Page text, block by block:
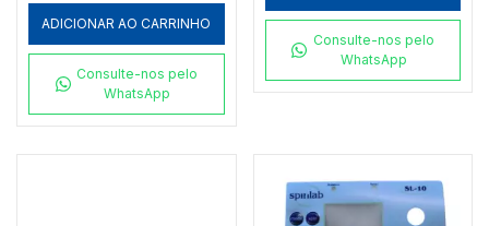
ADICIONAR AO CARRINHO
Consulte-nos pelo
WhatsApp
Consulte-nos pelo
WhatsApp